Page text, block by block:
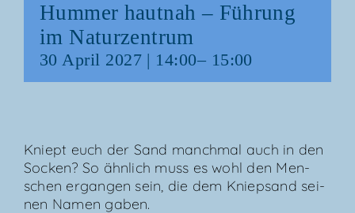
Hum­mer haut­nah – Füh­rung
im Naturzentrum
30 April 2027 | 14:00– 15:00
Kniept euch der Sand manch­mal auch in den
Socken? So ähn­lich muss es wohl den Men­
schen ergan­gen sein, die dem Kniep­sand sei­
nen Namen gaben.